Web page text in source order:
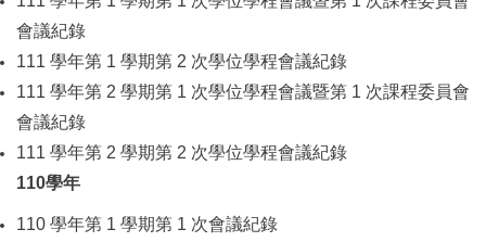
會議紀錄
111 學年第 1 學期第 2 次學位學程會議紀錄
111 學年第 2 學期第 1 次學位學程會議暨第 1 次課程委員會
會議紀錄
111 學年第 2 學期第 2 次學位學程會議紀錄
110學年
110 學年第 1 學期第 1 次會議紀錄